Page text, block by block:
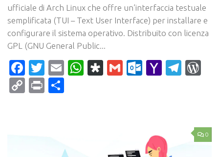
ufficiale di Arch Linux che offre un’interfaccia testuale
semplificata (TUI – Text User Interface) per installare e
configurare il sistema operativo. Distribuito con licenza
GPL (GNU General Public...
Facebook
Twitter
EmailWhatsApp
Diaspora
Gmail Yahoo
CopyPrint
0